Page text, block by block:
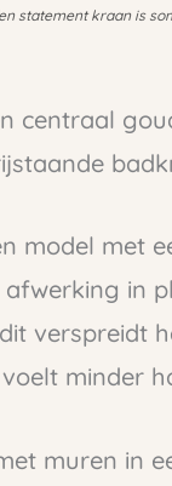
statement kraan is
centraal
model met
in
verspreidt
minder
muren in